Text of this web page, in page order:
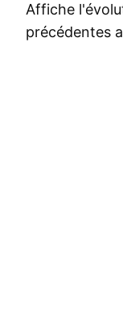
Affiche
précédentes